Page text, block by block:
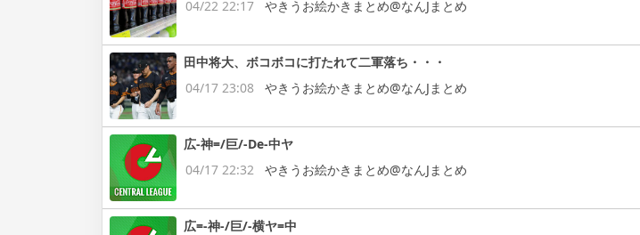
04/22 22:17
やきうお絵かきまとめ@なんJまとめ
田中将大、ボコボコに打たれて二軍落ち・・・
04/17 23:08
やきうお絵かきまとめ@なんJまとめ
広-神=/巨/-De-中ヤ
04/17 22:32
やきうお絵かきまとめ@なんJまとめ
広=-神-/巨/-横ヤ=中